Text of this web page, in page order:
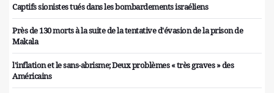
Captifs sionistes tués dans les bombardements israéliens
Près de 130 morts à la suite de la tentative d'évasion de la prison de
Makala
l'inflation et le sans-abrisme; Deux problèmes « très graves » des
Américains